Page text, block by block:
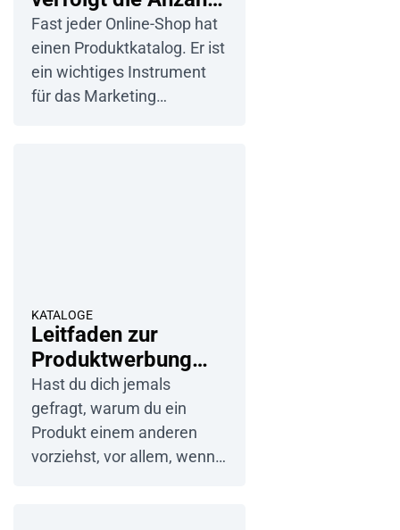
Arten von Katalogen, die
sich zwar auf den ersten
Blick ähneln, aber in […]
der Produktkatalog-
Downloads?
Fast jeder Online-Shop hat
einen Produktkatalog. Er ist
ein wichtiges Instrument
für das Marketing…
KATALOGE
Leitfaden zur
Produktwerbung
mit Strategien und
Beispielen
Hast du dich jemals
gefragt, warum du ein
Produkt einem anderen
vorziehst, vor allem, wenn